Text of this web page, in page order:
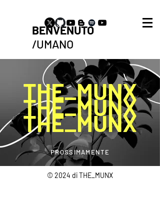
BENVENUTO
/UMANO
THE_MUNX
THE_MUNX
THE_MUNX
PROSSIMAMENTE
© 2024 di THE_MUNX